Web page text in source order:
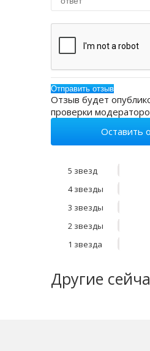
Отзыв будет
проверки
Оставить
5 звезд
4 звезды
3 звезды
2 звезды
1 звезда
Другие